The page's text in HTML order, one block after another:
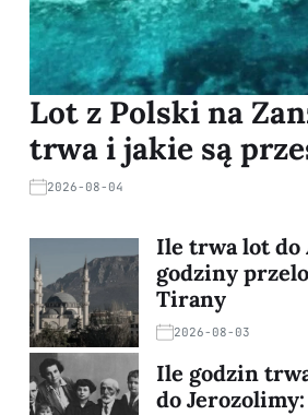
Lot z Polski na
trwa i jakie są
2026-08-04
Ile trwa lot do
godziny
Tirany
2026-08-03
Ile godzin
do